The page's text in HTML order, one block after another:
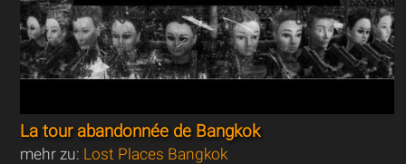
La tour abandonnée de Bangkok
mehr zu: Lost Places Bangkok